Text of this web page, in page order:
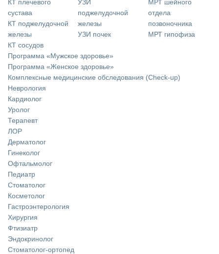
КТ плечевого
сустава
КТ поджелудочной
железы
КТ сосудов
УЗИ
поджелудочной
железы
УЗИ почек
МРТ шейного
отдела
позвоночника
МРТ гипофиза
Программа «Мужское здоровье»
Программа «Женское здоровье»
Комплексные медицинские обследования (Check-up)
Неврология
Кардиолог
Уролог
Терапевт
ЛОР
Дерматолог
Гинеколог
Офтальмолог
Педиатр
Стоматолог
Косметолог
Гастроэнтерология
Хирургия
Фтизиатр
Эндокринолог
Стоматолог-ортопед